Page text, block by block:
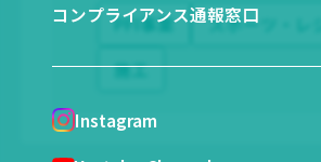
コンプライアンス通報窓口
Instagram
PFI事業
スポーツ・レ
施工